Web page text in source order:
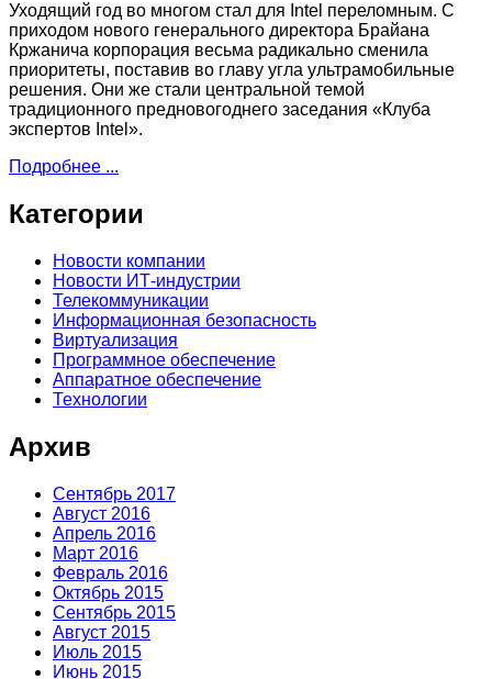
Уходящий год во многом стал для Intel переломным. С
приходом нового генерального директора Брайана
Кржанича корпорация весьма радикально сменила
приоритеты, поставив во главу угла ультрамобильные
решения. Они же стали центральной темой
традиционного предновогоднего заседания «Клуба
экспертов Intel».
Подробнее ...
Категории
Новости компании
Новости ИТ-индустрии
Телекоммуникации
Информационная безопасность
Виртуализация
Программное обеспечение
Аппаратное обеспечение
Технологии
Архив
Сентябрь 2017
Август 2016
Апрель 2016
Март 2016
Февраль 2016
Октябрь 2015
Сентябрь 2015
Август 2015
Июль 2015
Июнь 2015